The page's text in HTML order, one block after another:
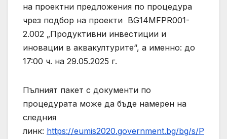
на проектни предложения по процедура
чрез подбор на проекти BG14MFPR001-
2.002 „Продуктивни инвестиции и
иновации в аквакултурите“, а именно: до
17:00 ч. на 29.05.2025 г.
Пълният пакет с документи по
процедурата може да бъде намерен на
следния
линк: https://eumis2020.government.bg/bg/s/P